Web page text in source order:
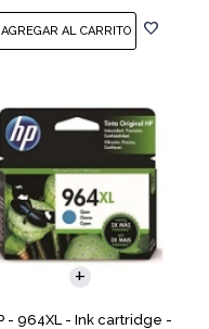
- 964XL - Ink cartridge -